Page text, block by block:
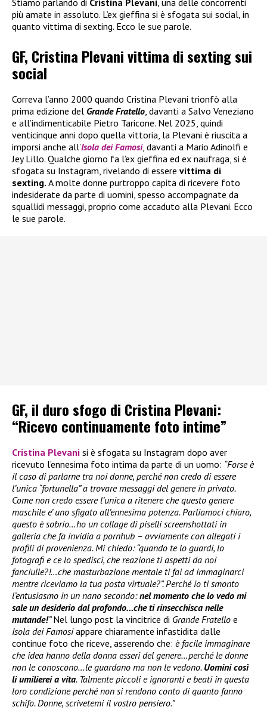
più amate in assoluto. L’ex gieffina si è sfogata sui social, in
quanto vittima di sexting. Ecco le sue parole.
GF, Cristina Plevani vittima di sexting sui
social
Correva l’anno 2000 quando Cristina Plevani trionfò alla
prima edizione del Grande Fratello , davanti a Salvo Veneziano
e all’indimenticabile Pietro Taricone. Nel 2025, quindi
venticinque anni dopo quella vittoria, la Plevani è riuscita a
imporsi anche all’Isola dei Famosi, davanti a Mario Adinolfi e
Jey Lillo. Qualche giorno fa l’ex gieffina ed ex naufraga, si è
sfogata su Instagram, rivelando di essere vittima di
sexting. A molte donne purtroppo capita di ricevere foto
indesiderate da parte di uomini, spesso accompagnate da
squallidi messaggi, proprio come accaduto alla Plevani. Ecco
le sue parole.
GF, il duro sfogo di Cristina Plevani:
“Ricevo continuamente foto intime”
Cristina Plevani si è sfogata su Instagram dopo aver
ricevuto l’ennesima foto intima da parte di un uomo: “Forse è
il caso di parlarne tra noi donne, perché non credo di essere
l’unica “fortunella” a trovare messaggi del genere in privato.
Come non credo essere l’unica a ritenere che questo genere
maschile e’ uno sfigato all’ennesima potenza. Parliamoci chiaro,
questo è sobrio…ho un collage di piselli screenshottati in
galleria che fa invidia a pornhub – ovviamente con allegati i
profili di provenienza. Mi chiedo: “quando te lo guardi, lo
fotografi e ce lo spedisci, che reazione ti aspetti da noi
fanciulle?!…che masturbazione mentale ti fai ad immaginarci
mentre riceviamo la tua posta virtuale?”. Perché io ti smonto
l’entusiasmo in un nano secondo:nel momento che lo vedo mi
sale un desiderio dal profondo…che ti rinsecchisca nelle
mutande!”Nel lungo post la vincitrice di Grande Fratello e
Isola dei Famosiappare chiaramente infastidita dalle
continue foto che riceve, asserendo che: è facile immaginare
che idea hanno della donna esseri del genere…perché le donne
non le conoscono…le guardano ma non le vedono. Uomini così
li umilierei a vita. Talmente piccoli e ignoranti e beati in questa
loro condizione perché non si rendono conto di quanto fanno
schifo. Donne, scrivetemi il vostro pensiero.”